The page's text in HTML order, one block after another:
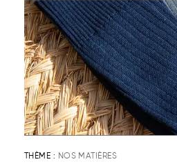
THÈME : NOS MATIÈRES